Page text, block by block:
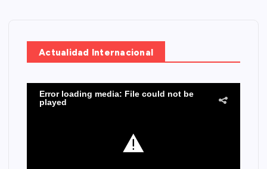
Actualidad Internacional